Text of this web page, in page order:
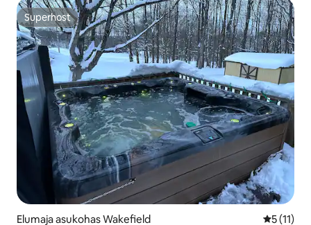
Superhost
Superhost
Elumaja asukohas Wakefield
5 (11)